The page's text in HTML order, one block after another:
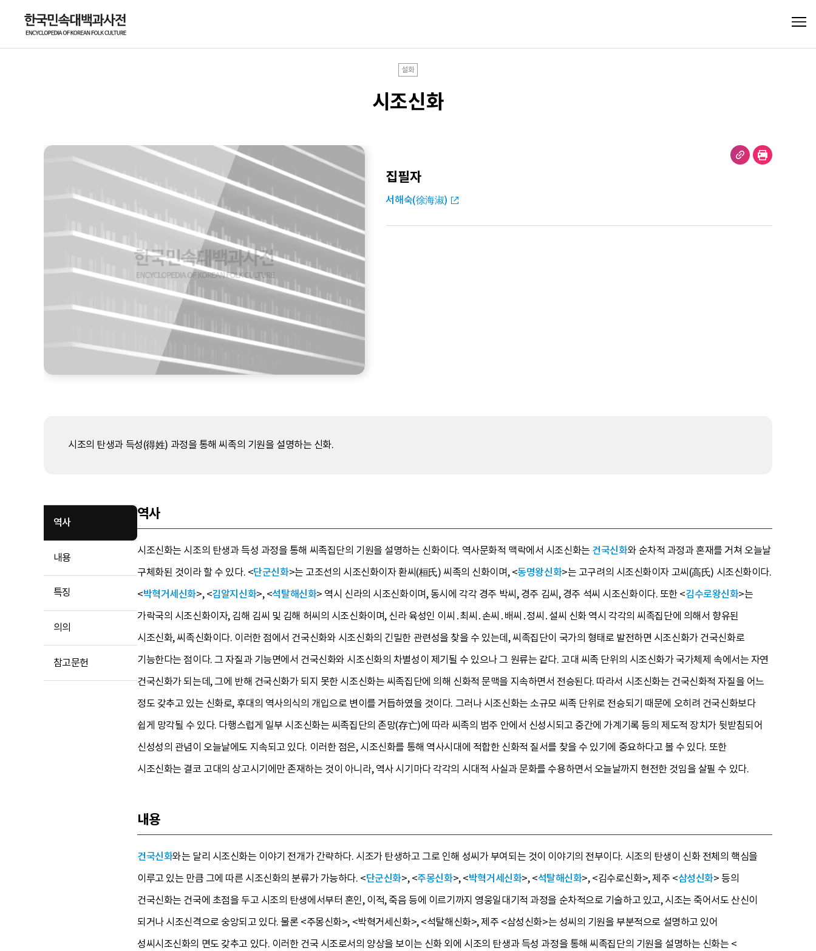
설화
시조신화
집필자
서해숙(徐海淑)
시조의 탄생과 득성(得姓) 과정을 통해 씨족의 기원을 설명하는 신화.
역사
내용
특징
의의
참고문헌
역사
시조신화는 시조의 탄생과 득성 과정을 통해 씨족집단의 기원을 설명하는 신화이다. 역사문화적 맥락에서 시조신화는 건국신화와 순차적 과정과 혼재를 거쳐 오늘날
구체화된 것이라 할 수 있다. <단군신화>는 고조선의 시조신화이자 환씨(桓氏) 씨족의 신화이며, <동명왕신화>는 고구려의 시조신화이자 고씨(高氏) 시조신화이다.
<박혁거세신화>, <김알지신화>, <석탈해신화> 역시 신라의 시조신화이며, 동시에 각각 경주 박씨, 경주 김씨, 경주 석씨 시조신화이다. 또한 <김수로왕신화>는
가락국의 시조신화이자, 김해 김씨 및 김해 허씨의 시조신화이며, 신라 육성인 이씨․최씨․손씨․배씨․정씨․설씨 신화 역시 각각의 씨족집단에 의해서 향유된
시조신화, 씨족신화이다. 이러한 점에서 건국신화와 시조신화의 긴밀한 관련성을 찾을 수 있는데, 씨족집단이 국가의 형태로 발전하면 시조신화가 건국신화로
기능한다는 점이다. 그 자질과 기능면에서 건국신화와 시조신화의 차별성이 제기될 수 있으나 그 원류는 같다. 고대 씨족 단위의 시조신화가 국가체제 속에서는 자연
건국신화가 되는데, 그에 반해 건국신화가 되지 못한 시조신화는 씨족집단에 의해 신화적 문맥을 지속하면서 전승된다. 따라서 시조신화는 건국신화적 자질을 어느
정도 갖추고 있는 신화로, 후대의 역사의식의 개입으로 변이를 거듭하였을 것이다. 그러나 시조신화는 소규모 씨족 단위로 전승되기 때문에 오히려 건국신화보다
쉽게 망각될 수 있다. 다행스럽게 일부 시조신화는 씨족집단의 존망(存亡)에 따라 씨족의 범주 안에서 신성시되고 중간에 가계기록 등의 제도적 장치가 뒷받침되어
신성성의 관념이 오늘날에도 지속되고 있다. 이러한 점은, 시조신화를 통해 역사시대에 적합한 신화적 질서를 찾을 수 있기에 중요하다고 볼 수 있다. 또한
시조신화는 결코 고대의 상고시기에만 존재하는 것이 아니라, 역사 시기마다 각각의 시대적 사실과 문화를 수용하면서 오늘날까지 현전한 것임을 살필 수 있다.
내용
건국신화와는 달리 시조신화는 이야기 전개가 간략하다. 시조가 탄생하고 그로 인해 성씨가 부여되는 것이 이야기의 전부이다. 시조의 탄생이 신화 전체의 핵심을
이루고 있는 만큼 그에 따른 시조신화의 분류가 가능하다. <단군신화>, <주몽신화>, <박혁거세신화>, <석탈해신화>, <김수로신화>, 제주 <삼성신화> 등의
건국신화는 건국에 초점을 두고 시조의 탄생에서부터 혼인, 이적, 죽음 등에 이르기까지 영웅일대기적 과정을 순차적으로 기술하고 있고, 시조는 죽어서도 산신이
되거나 시조신격으로 숭앙되고 있다. 물론 <주몽신화>, <박혁거세신화>, <석탈해신화>, 제주 <삼성신화>는 성씨의 기원을 부분적으로 설명하고 있어
성씨시조신화의 면도 갖추고 있다. 이러한 건국 시조로서의 양상을 보이는 신화 외에 시조의 탄생과 득성 과정을 통해 씨족집단의 기원을 설명하는 신화는 <